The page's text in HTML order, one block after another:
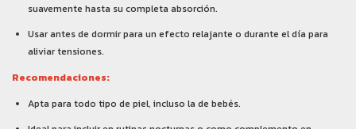
suavemente hasta su completa absorción.
Usar antes de dormir para un efecto relajante o durante el día para
aliviar tensiones.
Recomendaciones:
Apta para todo tipo de piel, incluso la de bebés.